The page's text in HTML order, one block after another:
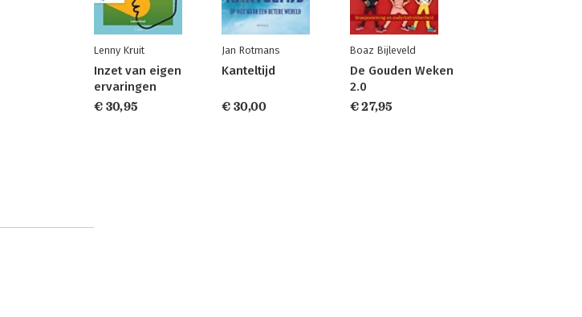
Lenny Kruit
Inzet van eigen
ervaringen
€ 30,95
Jan Rotmans
Kanteltijd
€ 30,00
Boaz Bijleveld
De Gouden Weken
2.0
€ 27,95